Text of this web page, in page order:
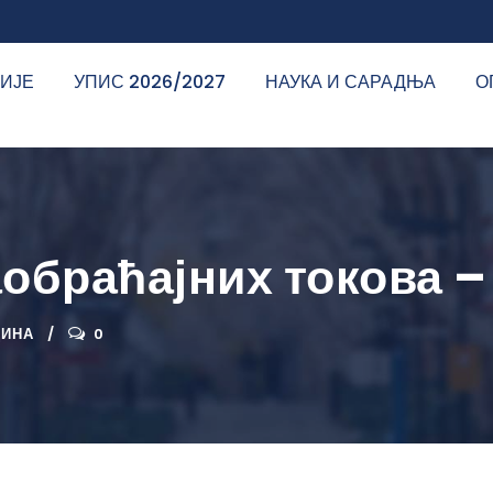
УПИС 2026/2027 НАУКА И САРАДЊА
токова
0